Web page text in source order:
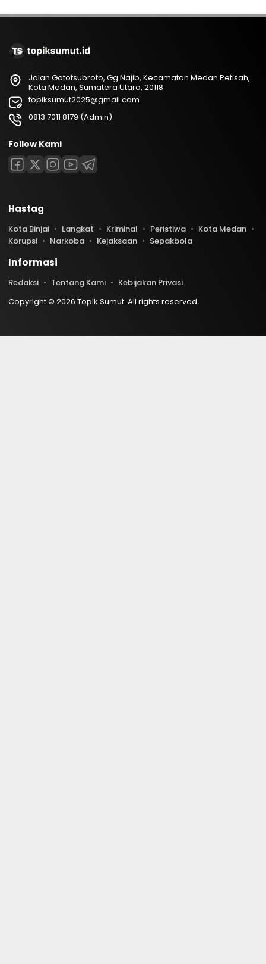
Jalan Gatotsubroto, Gg Najib, Kecamatan Medan Petisah,
Kota Medan, Sumatera Utara, 20118
topiksumut2025@gmail.com
0813 7011 8179 (Admin)
Follow Kami
Hastag
Kota Binjai Langkat Kriminal Peristiwa
Kota Medan
Korupsi
Narkoba Kejaksaan Sepakbola
Informasi
Redaksi Tentang Kami
Kebijakan Privasi
Copyright © 2026 Topik Sumut. All rights reserved.